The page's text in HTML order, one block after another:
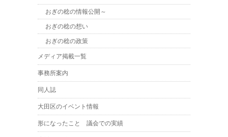
おぎの稔の情報公開～
おぎの稔の想い
おぎの稔の政策
メディア掲載一覧
事務所案内
同人誌
大田区のイベント情報
形になったこと 議会での実績